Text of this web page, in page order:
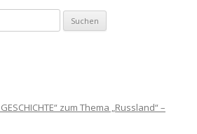
zum Thema „Russland“ –